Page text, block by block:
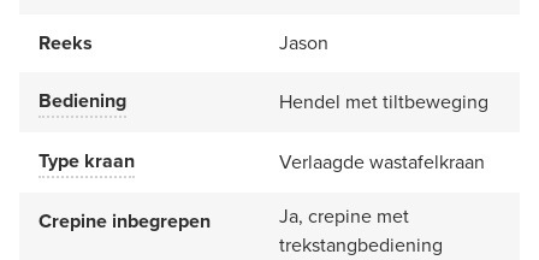
Reeks Jason
Bediening Hendel met tiltbeweging
Type kraan Verlaagde wastafelkraan
Crepine inbegrepen
Ja, crepine met
trekstangbediening